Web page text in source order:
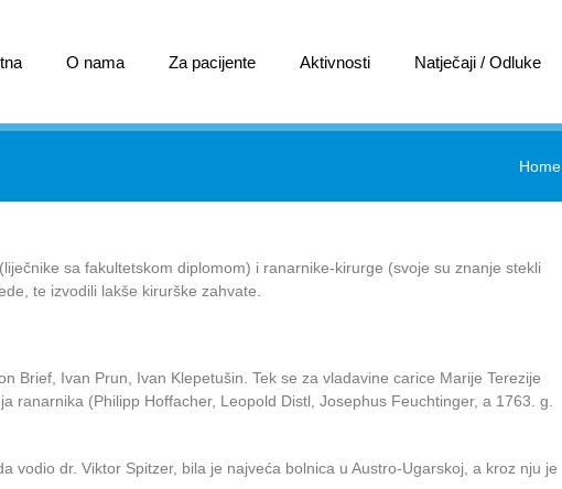
O nama Za pacijente Aktivnosti Natječaji / Odluke
Home
sa fakultetskom diplomom) i ranarnike-kirurge (svoje su znanje stekli
te izvodili lakše kirurške zahvate.
Brief, Ivan Prun, Ivan Klepetušin. Tek se za vladavine carice Marije Terezije
ranarnika (Philipp Hoffacher, Leopold Distl, Josephus Feuchtinger, a 1763. g.
vodio dr. Viktor Spitzer, bila je najveća bolnica u Austro-Ugarskoj, a kroz nju je